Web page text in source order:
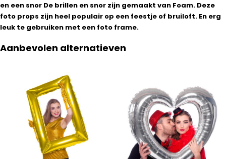
en een snor De brillen en snor zijn gemaakt van Foam. Deze
foto props zijn heel populair op een feestje of bruiloft. En erg
leuk te gebruiken met een foto frame.
Aanbevolen alternatieven